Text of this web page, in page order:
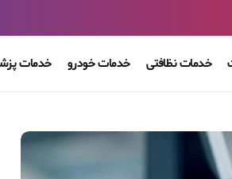
خدمات نظافتی خدمات خودرو خدمات